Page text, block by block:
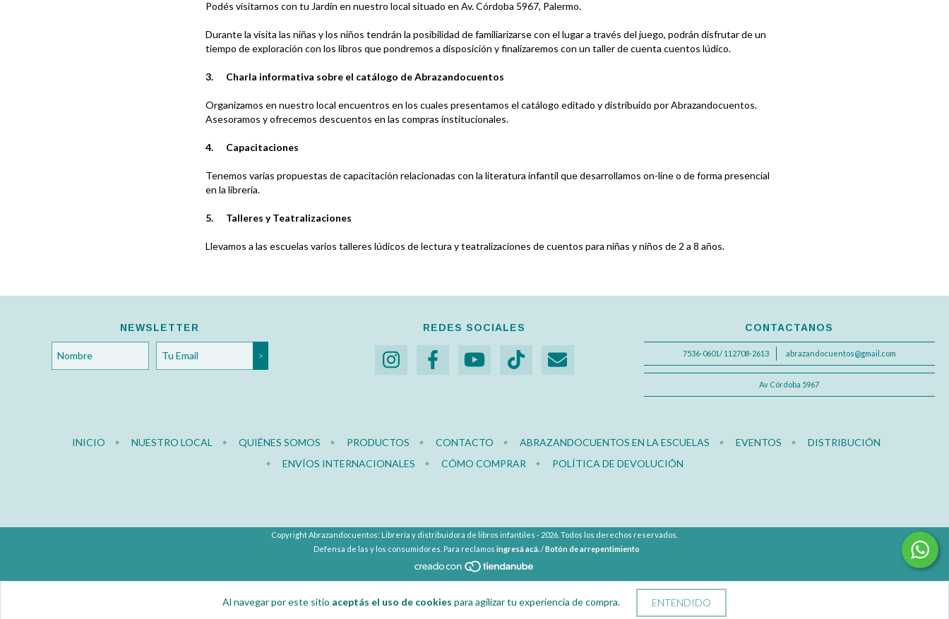
Al navegar por este sitio aceptás el uso de cookies para agilizar tu experiencia de compra. ENTENDIDO
Podés visitarnos con tu Jardín en nuestro local situado en Av. Córdoba 5967, Palermo.
Durante la visita las niñas y los niños tendrán la posibilidad de familiarizarse con el lugar a través del juego, podrán disfrutar de un
tiempo de exploración con los libros que pondremos a disposición y finalizaremos con un taller de cuenta cuentos lúdico.
3. Charla informativa sobre el catálogo de Abrazandocuentos
Organizamos en nuestro local encuentros en los cuales presentamos el catálogo editado y distribuido por Abrazandocuentos.
Asesoramos y ofrecemos descuentos en las compras institucionales.
4. Capacitaciones
Tenemos varias propuestas de capacitación relacionadas con la literatura infantil que desarrollamos on-line o de forma presencial
en la librería.
5. Talleres y Teatralizaciones
Llevamos a las escuelas varios talleres lúdicos de lectura y teatralizaciones de cuentos para niñas y niños de 2 a 8 años.
NEWSLETTER REDES SOCIALES CONTACTANOS
7536-0601/ 112708-2613 abrazandocuentos@gmail.com
Av Córdoba 5967
INICIO NUESTRO LOCAL QUIÉNES SOMOS PRODUCTOS CONTACTO ABRAZANDOCUENTOS EN LA ESCUELAS EVENTOS
DISTRIBUCIÓN
ENVÍOS INTERNACIONALES
CÓMO COMPRAR POLÍTICA DE DEVOLUCIÓN
Copyright Abrazandocuentos: Librería y distribuidora de libros infantiles - 2026. Todos los derechos reservados.
Defensa de las y los consumidores. Para reclamos ingresá acá./Botón de arrepentimiento